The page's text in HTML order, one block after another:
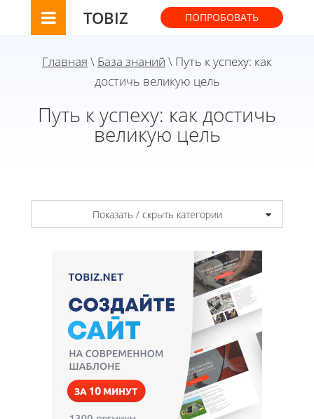
TOBIZ ПОПРОБОВАТЬ
Главная \ База знаний \ Путь к успеху: как
достичь великую цель
Путь к успеху: как достичь
великую цель
Показать / скрыть категории